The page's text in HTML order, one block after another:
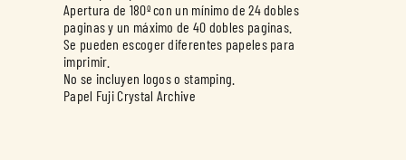
Apertura de 180º con un mínimo de 24 dobles
paginas y un máximo de 40 dobles paginas.
Se pueden escoger diferentes papeles para
imprimir.
No se incluyen logos o stamping.
Papel Fuji Crystal Archive